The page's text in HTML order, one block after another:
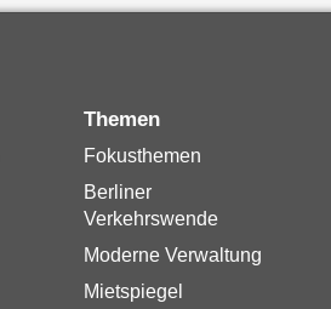
Themen
Fokusthemen
Berliner
Verkehrswende
Moderne Verwaltung
Mietspiegel